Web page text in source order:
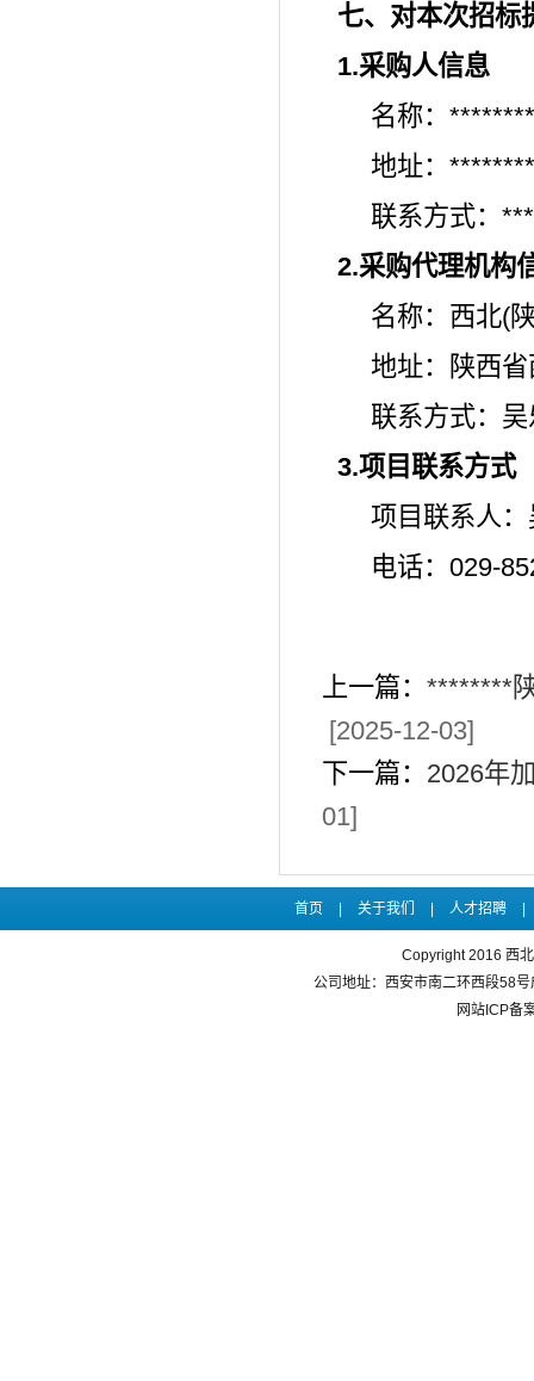
七、对本次招标
1.采购人信息
名称：********
地址： ********
联系方式：
2.采购代理机构
名称：西北(
地址：陕西
联系方式：
3.项目联系方式
项目联系人
电话： 029-
上一篇： ********
[2025-12-03]
下一篇： 2026年
01]
首页 关于我们 人才招聘
Copyright 2016 西
公司地址：西安市南二环西段58
网站ICP备